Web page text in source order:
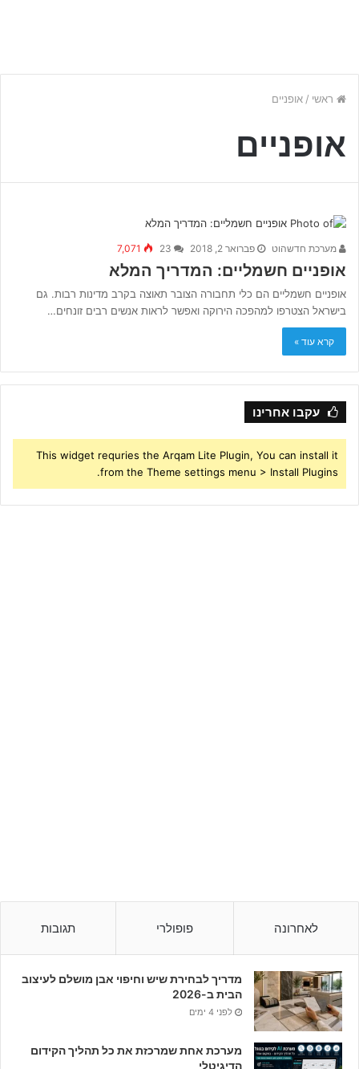
ראשי / אופניים
אופניים
מערכת חדשהוט פברואר 2, 2018 23
7,071
אופניים חשמליים: המדריך המלא
אופניים חשמליים הם כלי תחבורה הצובר תאוצה בקרב מדינות רבות. גם
בישראל הצטרפו למהפכה הירוקה ואפשר לראות אנשים רבים זונחים…
קרא עוד »
עקבו אחרינו
This widget requries the Arqam Lite Plugin, You can install it
from the Theme settings menu > Install Plugins.
לאחרונה פופולרי תגובות
מדריך לבחירת שיש וחיפוי אבן מושלם לעיצוב
הבית ב-2026
לפני 4 ימים
מערכת אחת שמרכזת את כל תהליך הקידום
הדיגיטלי